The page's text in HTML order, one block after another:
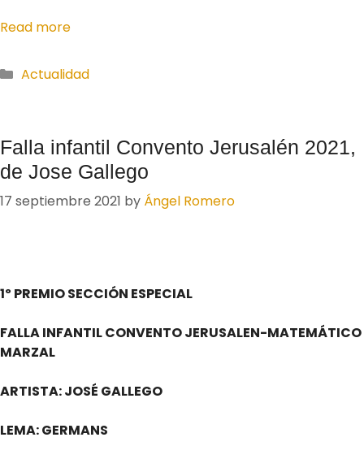
Read more
Actualidad
Falla infantil Convento Jerusalén 2021,
de Jose Gallego
17 septiembre 2021 by Ángel Romero
1º PREMIO SECCIÓN ESPECIAL
FALLA INFANTIL CONVENTO JERUSALEN-MATEMÁTICO
MARZAL
ARTISTA: JOSÉ GALLEGO
LEMA: GERMANS